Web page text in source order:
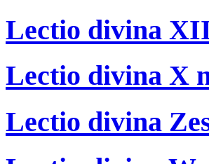
Lectio divina XII
Lectio divina X
Lectio divina